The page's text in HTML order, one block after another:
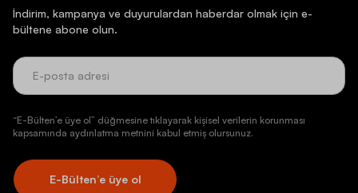
İndirim, kampanya ve duyurulardan haberdar olmak için e-
bültene abone olun.
“E-Bülten’e üye ol” düğmesine tıklayarak kişisel verilerin korunması
kapsamında aydınlatma metnini kabul etmiş olursunuz.
E-Bülten’e üye ol